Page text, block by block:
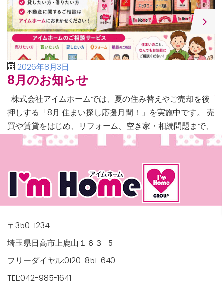
2026年8月3日
8月のお知らせ
株式会社アイムホームでは、夏の住み替えやご売却を後
押しする「8月 住まい探し応援月間！」を実施中です。 売
買や賃貸をはじめ、リフォーム、空き家・相続問題まで、
不動産に関するあらゆるご相談に幅広く対応いたしま […]
〒350-1234
埼玉県日高市上鹿山１６３−５
フリーダイヤル:0120-851-640
TEL:042-985-1641